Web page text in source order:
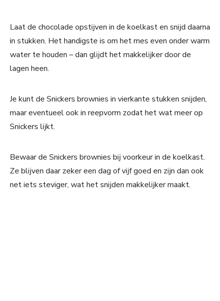
Laat de chocolade opstijven in de koelkast en snijd daarna
in stukken. Het handigste is om het mes even onder warm
water te houden – dan glijdt het makkelijker door de
lagen heen.
Je kunt de Snickers brownies in vierkante stukken snijden,
maar eventueel ook in reepvorm zodat het wat meer op
Snickers lijkt.
Bewaar de Snickers brownies bij voorkeur in de koelkast.
Ze blijven daar zeker een dag of vijf goed en zijn dan ook
net iets steviger, wat het snijden makkelijker maakt.